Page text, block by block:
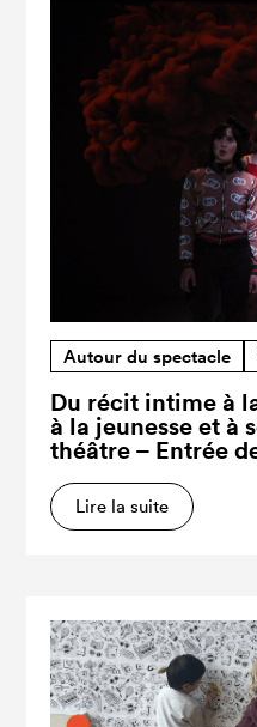
Autour du spectacle
Du récit intime à
à la jeunesse et à
théâtre – Entrée
Lire la suite